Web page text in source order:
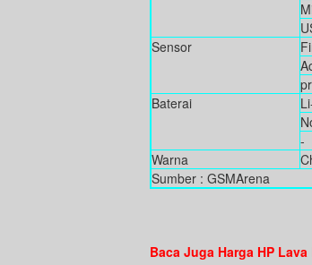
Sensor
Baterai
-
Warna
Sumber : GSMArena
Baca Juga Harga HP